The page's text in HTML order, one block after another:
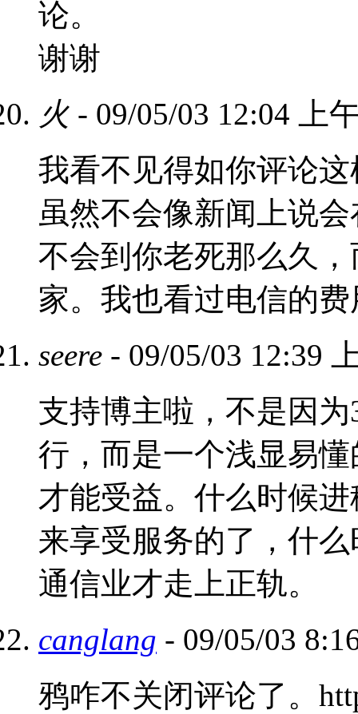
论。
谢谢
火 - 09/05/03 12:04 上
我看不见得如你评论这
虽然不会像新闻上说
不会到你老死那么久
家。我也看过电信的
seere - 09/05/03 12:39
支持博主啦，不是因
行，而是一个浅显易
才能受益。什么时候
来享受服务的了，什
通信业才走上正轨。
canglang - 09/05/03
鸦咋不关闭评论了。